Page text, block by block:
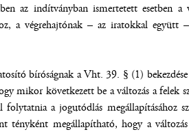
az indítványban ismertetett esetben a
a végrehajtónak – az iratokkal
bíróságnak a Vht. 39. § (1)
mikor következett be a változás a felek
a jogutódlás megállapításához
tényként megállapítható, hogy a